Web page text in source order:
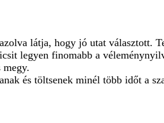
látja, hogy jó utat választott.
legyen finomabb a
megy.
és töltsenek minél több időt a